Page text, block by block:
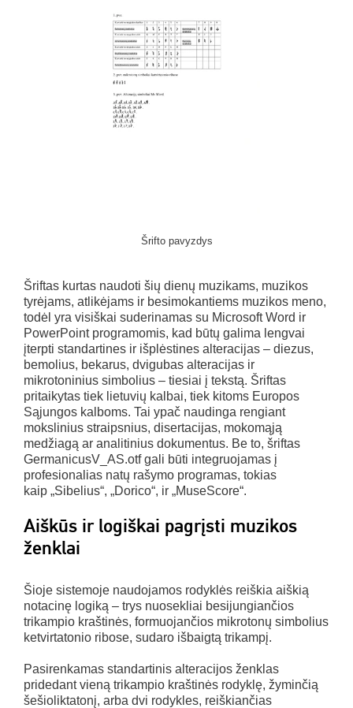
Šrifto pavyzdys
Šriftas kurtas naudoti šių dienų muzikams, muzikos
tyrėjams, atlikėjams ir besimokantiems muzikos meno,
todėl yra visiškai suderinamas su Microsoft Word ir
PowerPoint programomis, kad būtų galima lengvai
įterpti standartines ir išplėstines alteracijas – diezus,
bemolius, bekarus, dvigubas alteracijas ir
mikrotoninius simbolius – tiesiai į tekstą. Šriftas
pritaikytas tiek lietuvių kalbai, tiek kitoms Europos
Sąjungos kalboms. Tai ypač naudinga rengiant
mokslinius straipsnius, disertacijas, mokomąją
medžiagą ar analitinius dokumentus. Be to, šriftas
GermanicusV_AS.otf gali būti integruojamas į
profesionalias natų rašymo programas, tokias
kaip „Sibelius“, „Dorico“, ir „MuseScore“.
Aiškūs ir logiškai pagrįsti muzikos
ženklai
Šioje sistemoje naudojamos rodyklės reiškia aiškią
notacinę logiką – trys nuosekliai besijungiančios
trikampio kraštinės, formuojančios mikrotonų simbolius
ketvirtatonio ribose, sudaro išbaigtą trikampį.
Pasirenkamas standartinis alteracijos ženklas
pridedant vieną trikampio kraštinės rodyklę, žyminčią
šešioliktatonį, arba dvi rodykles, reiškiančias